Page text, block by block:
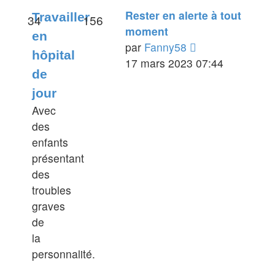
Travailler
en
hôpital
de
jour
Avec
des
enfants
présentant
des
troubles
graves
de
la
personnalité.
34 156
Rester en alerte à tout
moment
par Fanny58
le
17 mars 2023 07:44